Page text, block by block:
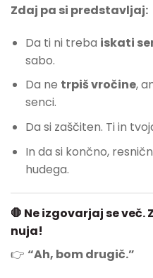
Zdaj pa si predstavljaj:
Da ti ni treba iskati
sabo.
Da ne trpiš vročine,
senci.
Da si zaščiten. Ti in
In da si končno,
hudega.
🛑 Ne izgovarjaj se
nuja!
👉 “Ah, bom drugič.”